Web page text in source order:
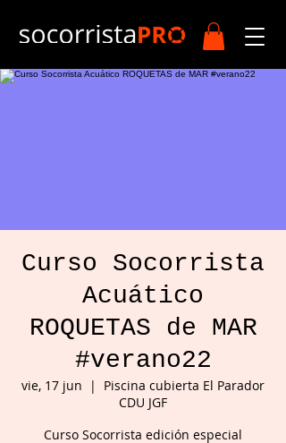
Curso Socorrista
Acuático
ROQUETAS de MAR
#verano22
vie, 17 jun
  |
Piscina cubierta El Parador
CDU JGF
Curso Socorrista edición especial